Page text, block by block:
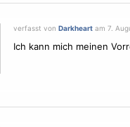
verfasst von Darkheartam 7.
Ich kann mich meinen